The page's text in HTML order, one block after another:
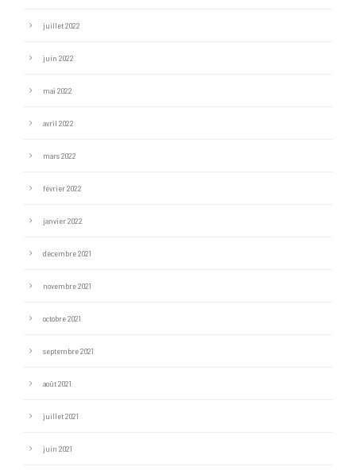
juillet 2022
juin 2022
mai 2022
avril 2022
mars 2022
février 2022
janvier 2022
décembre 2021
novembre 2021
octobre 2021
septembre 2021
août 2021
juillet 2021
juin 2021